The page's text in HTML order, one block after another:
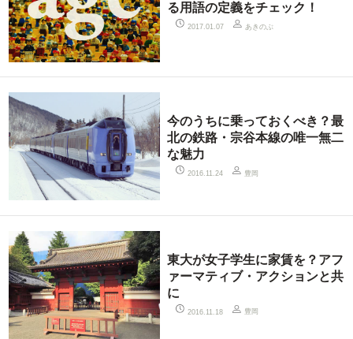
る用語の定義をチェック！
2017.01.07 あきのぶ
今のうちに乗っておくべき？最
北の鉄路・宗谷本線の唯一無二
な魅力
2016.11.24 豊岡
東大が女子学生に家賃を？アフ
ァーマティブ・アクションと共
に
2016.11.18 豊岡